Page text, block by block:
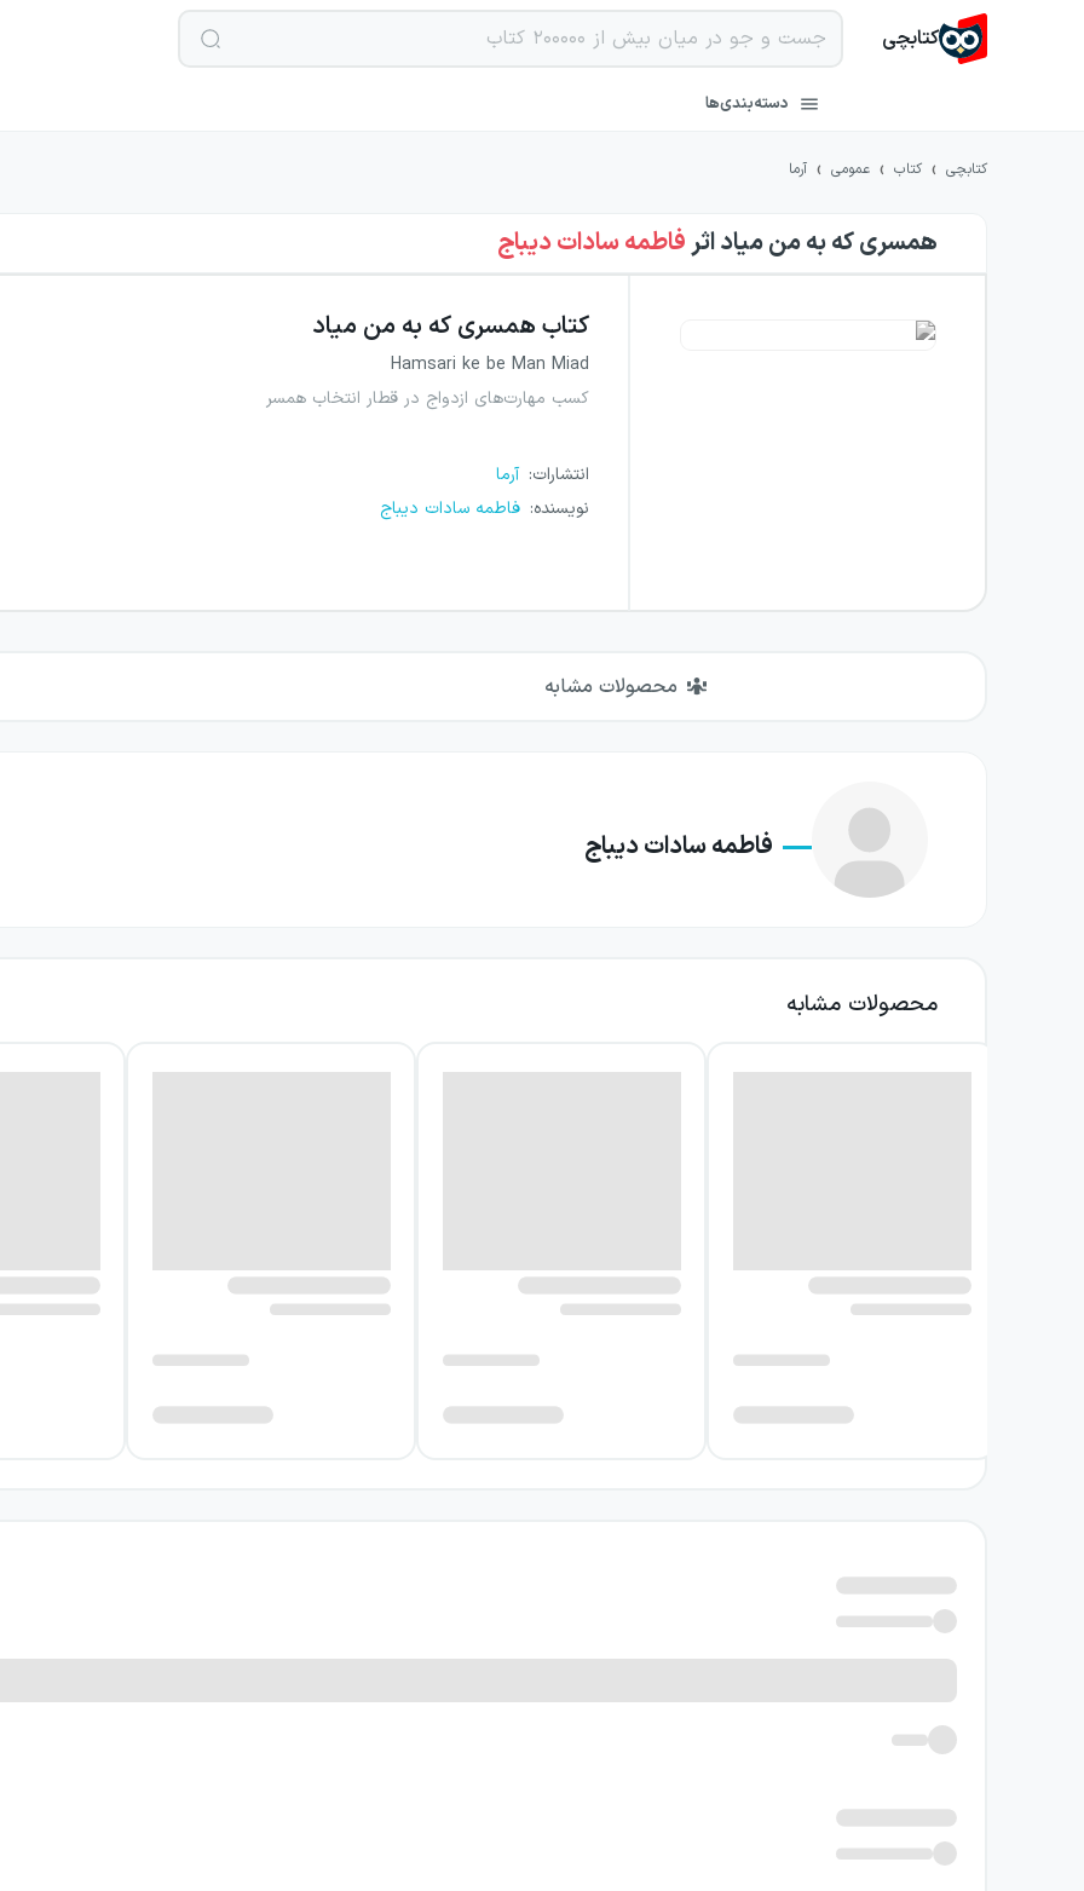
کتابچی
دسته‌بندی‌ها
کتابچی › کتاب › عمومی › آرما
همسری که به من میاداثرفاطمه سادات دیباج
کتاب همسری که به من میاد
Hamsari ke be Man Miad
کسب مهارت‌های ازدواج در قطار انتخاب همسر
انتشارات: آرما
نویسنده: فاطمه سادات دیباج
محصولات مشابه
فاطمه سادات دیباج
محصولات مشابه